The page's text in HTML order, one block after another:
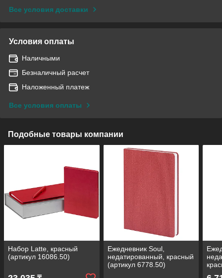
Все условия доставки
Условия оплаты
Наличными
Безналичный расчет
Наложенный платеж
Все условия оплаты
Подобные товары компании
Набор Latte, красный
(артикул 16086.50)
Ежедневник Soul,
недатированный, красный
(артикул 6778.50)